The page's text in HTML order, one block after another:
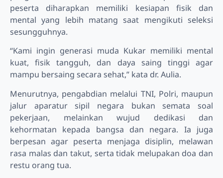
peserta diharapkan memiliki kesiapan fisik dan
mental yang lebih matang saat mengikuti seleksi
sesungguhnya.
“Kami ingin generasi muda Kukar memiliki mental
kuat, fisik tangguh, dan daya saing tinggi agar
mampu bersaing secara sehat,” kata dr. Aulia.
Menurutnya, pengabdian melalui TNI, Polri, maupun
jalur aparatur sipil negara bukan semata soal
pekerjaan, melainkan wujud dedikasi dan
kehormatan kepada bangsa dan negara. Ia juga
berpesan agar peserta menjaga disiplin, melawan
rasa malas dan takut, serta tidak melupakan doa dan
restu orang tua.